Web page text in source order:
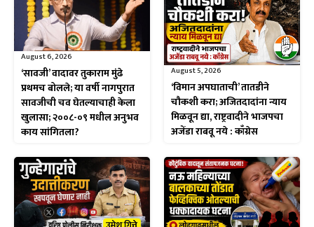
August 6, 2026
‘सावजी’ वादावर तुकाराम मुंढे
प्रथमच बोलले; या वर्षी नागपुरात
सावजीची चव घेतल्याचाही केला
खुलासा; २००८-०९ मधील अनुभव
काय सांगितला?
August 5, 2026
‘विमान अपघाताची’ तातडीने
चौकशी करा; अजितदादांना न्याय
मिळवून द्या, राष्ट्रवादीने भाजपचा
अजेंडा राबवू नये : काँग्रेस